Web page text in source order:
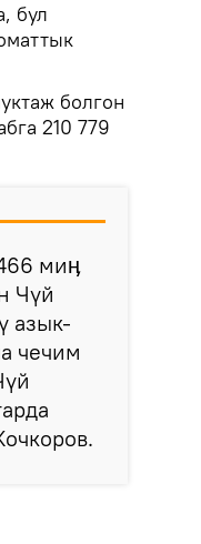
бул
болгон
210 779
миӊ
Чүй
азык-
чечим